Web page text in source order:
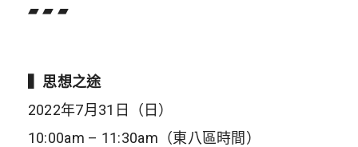
▰ ▰ ▰
思想之途
2022年7月31日（日）
10:00am – 11:30am（東八區時間）